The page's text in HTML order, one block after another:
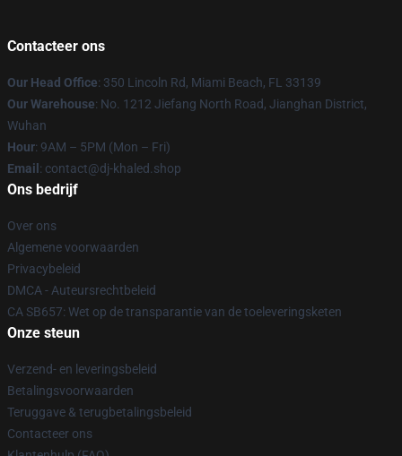
Contacteer ons
Our Head Office: 350 Lincoln Rd, Miami Beach, FL 33139
Our Warehouse: No. 1212 Jiefang North Road, Jianghan District,
Wuhan
Hour: 9AM – 5PM (Mon – Fri)
Email : contact@dj-khaled.shop
Ons bedrijf
Over ons
Algemene voorwaarden
Privacybeleid
DMCA - Auteursrechtbeleid
CA SB657: Wet op de transparantie van de toeleveringsketen
Onze steun
Verzend- en leveringsbeleid
Betalingsvoorwaarden
Teruggave & terugbetalingsbeleid
Contacteer ons